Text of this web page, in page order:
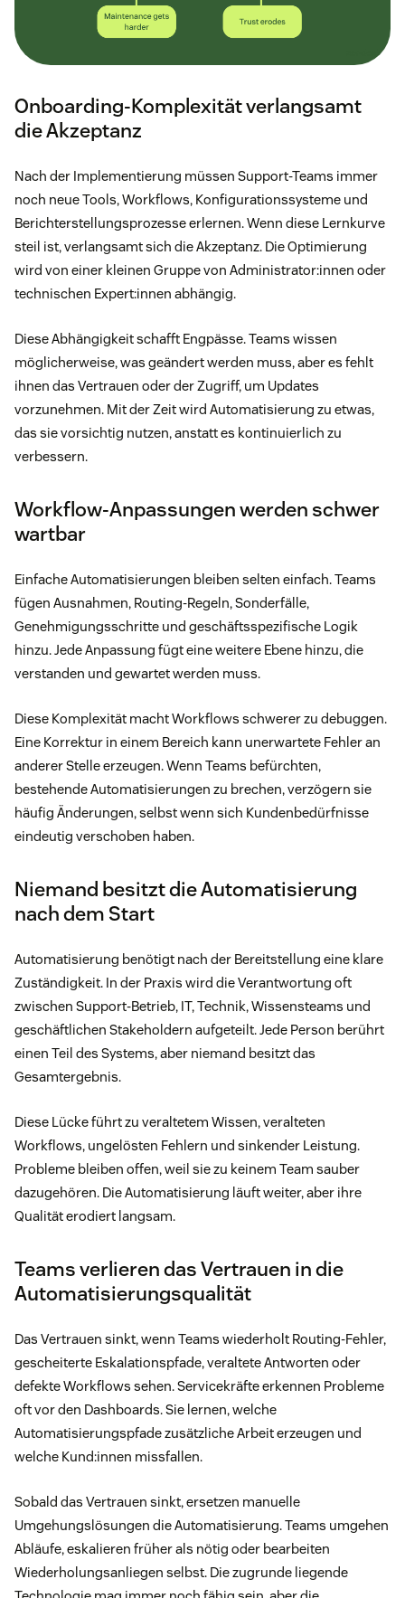
Onboarding-Komplexität verlangsamt
die Akzeptanz
Nach der Implementierung müssen Support-Teams immer
noch neue Tools, Workflows, Konfigurationssysteme und
Berichterstellungsprozesse erlernen. Wenn diese Lernkurve
steil ist, verlangsamt sich die Akzeptanz. Die Optimierung
wird von einer kleinen Gruppe von Administrator:innen oder
technischen Expert:innen abhängig.
Diese Abhängigkeit schafft Engpässe. Teams wissen
möglicherweise, was geändert werden muss, aber es fehlt
ihnen das Vertrauen oder der Zugriff, um Updates
vorzunehmen. Mit der Zeit wird Automatisierung zu etwas,
das sie vorsichtig nutzen, anstatt es kontinuierlich zu
verbessern.
Workflow-Anpassungen werden schwer
wartbar
Einfache Automatisierungen bleiben selten einfach. Teams
fügen Ausnahmen, Routing-Regeln, Sonderfälle,
Genehmigungsschritte und geschäftsspezifische Logik
hinzu. Jede Anpassung fügt eine weitere Ebene hinzu, die
verstanden und gewartet werden muss.
Diese Komplexität macht Workflows schwerer zu debuggen.
Eine Korrektur in einem Bereich kann unerwartete Fehler an
anderer Stelle erzeugen. Wenn Teams befürchten,
bestehende Automatisierungen zu brechen, verzögern sie
häufig Änderungen, selbst wenn sich Kundenbedürfnisse
eindeutig verschoben haben.
Niemand besitzt die Automatisierung
nach dem Start
Automatisierung benötigt nach der Bereitstellung eine klare
Zuständigkeit. In der Praxis wird die Verantwortung oft
zwischen Support-Betrieb, IT, Technik, Wissensteams und
geschäftlichen Stakeholdern aufgeteilt. Jede Person berührt
einen Teil des Systems, aber niemand besitzt das
Gesamtergebnis.
Diese Lücke führt zu veraltetem Wissen, veralteten
Workflows, ungelösten Fehlern und sinkender Leistung.
Probleme bleiben offen, weil sie zu keinem Team sauber
dazugehören. Die Automatisierung läuft weiter, aber ihre
Qualität erodiert langsam.
Teams verlieren das Vertrauen in die
Automatisierungsqualität
Das Vertrauen sinkt, wenn Teams wiederholt Routing-Fehler,
gescheiterte Eskalationspfade, veraltete Antworten oder
defekte Workflows sehen. Servicekräfte erkennen Probleme
oft vor den Dashboards. Sie lernen, welche
Automatisierungspfade zusätzliche Arbeit erzeugen und
welche Kund:innen missfallen.
Sobald das Vertrauen sinkt, ersetzen manuelle
Umgehungslösungen die Automatisierung. Teams umgehen
Abläufe, eskalieren früher als nötig oder bearbeiten
Wiederholungsanliegen selbst. Die zugrunde liegende